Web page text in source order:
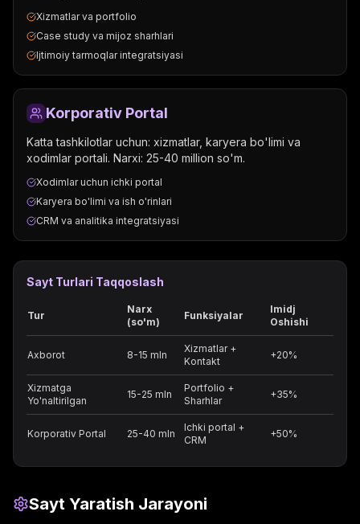
Xizmatlar va portfolio
Case study va mijoz sharhlari
Ijtimoiy tarmoqlar integratsiyasi
Korporativ Portal
Katta tashkilotlar uchun: xizmatlar, karyera bo'limi va
xodimlar portali. Narxi: 25-40 million so'm.
Xodimlar uchun ichki portal
Karyera bo'limi va ish o'rinlari
CRM va analitika integratsiyasi
Sayt Turlari Taqqoslash
Tur
Narx
(so'm)
Funksiyalar
Imidj
Oshishi
Axborot 8-15 mln
Xizmatlar +
Kontakt
+20%
Xizmatga
Yo'naltirilgan
15-25 mln
Portfolio +
Sharhlar
+35%
Korporativ Portal 25-40 mln
Ichki portal +
CRM
+50%
Sayt Yaratish Jarayoni